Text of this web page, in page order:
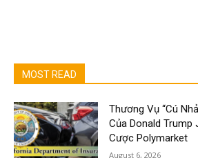
MOST READ
Thương Vụ “Cú
Của Donald Trump
Cược Polymarket
August 6, 2026